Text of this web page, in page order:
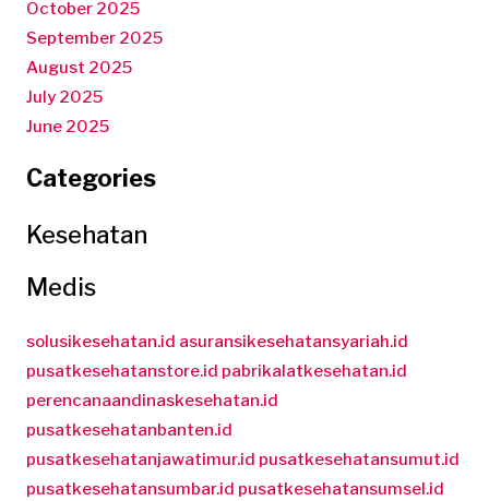
October 2025
September 2025
August 2025
July 2025
June 2025
Categories
Kesehatan
Medis
solusikesehatan.id asuransikesehatansyariah.id
pusatkesehatanstore.id pabrikalatkesehatan.id
perencanaandinaskesehatan.id
pusatkesehatanbanten.id
pusatkesehatanjawatimur.id pusatkesehatansumut.id
pusatkesehatansumbar.id pusatkesehatansumsel.id